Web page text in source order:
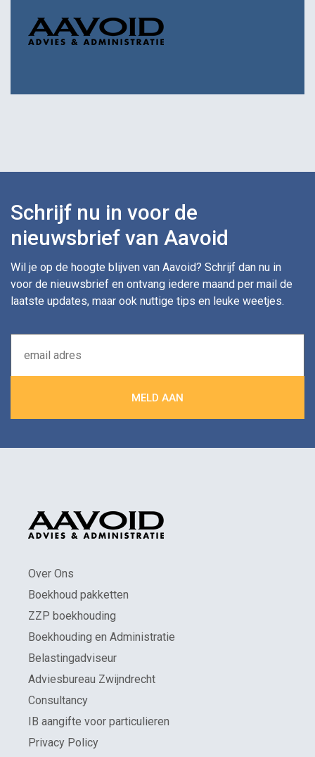
Schrijf nu in voor de
nieuwsbrief van Aavoid
Wil je op de hoogte blijven van Aavoid? Schrijf dan nu in
voor de nieuwsbrief en ontvang iedere maand per mail de
laatste updates, maar ook nuttige tips en leuke weetjes.
Over Ons
Boekhoud pakketten
ZZP boekhouding
Boekhouding en Administratie
Belastingadviseur
Adviesbureau Zwijndrecht
Consultancy
IB aangifte voor particulieren
Privacy Policy